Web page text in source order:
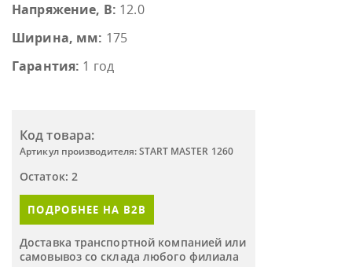
Напряжение, В: 12.0
Ширина, мм: 175
Гарантия: 1 год
Код товара:
Артикул производителя: START MASTER 1260
Остаток: 2
ПОДРОБНЕЕ НА B2B
Доставка транспортной компанией или
самовывоз со склада любого филиала